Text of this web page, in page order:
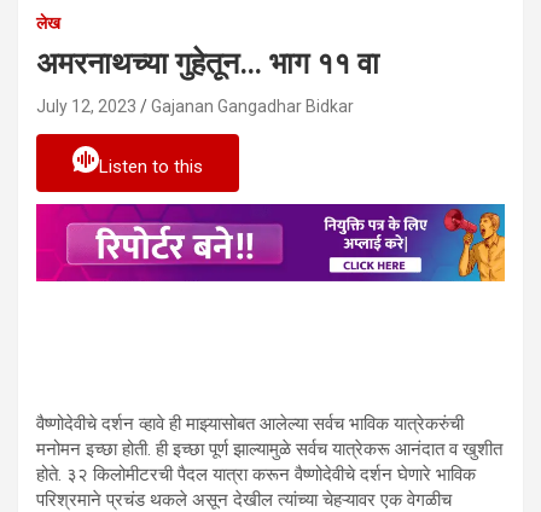
लेख
अमरनाथच्या गुहेतून… भाग ११ वा
July 12, 2023 Gajanan Gangadhar Bidkar
Listen to this
वैष्णोदेवीचे दर्शन व्हावे ही माझ्यासोबत आलेल्या सर्वच भाविक यात्रेकरुंची
मनोमन इच्छा होती. ही इच्छा पूर्ण झाल्यामुळे सर्वच यात्रेकरू आनंदात व खुशीत
होते. ३२ किलोमीटरची पैदल यात्रा करून वैष्णोदेवीचे दर्शन घेणारे भाविक
परिश्रमाने प्रचंड थकले असून देखील त्यांच्या चेहऱ्यावर एक वेगळीच